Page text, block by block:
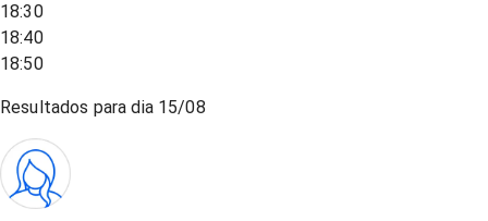
18:30
18:40
18:50
Resultados para dia 15/08